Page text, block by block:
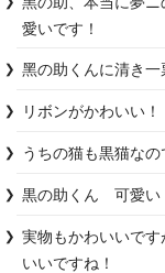
愛いです！
黑の助くんに清き一
リボンがかわいい！
うちの猫も黒猫なの
黒の助くん　可愛い
実物もかわいいで
いいですね！